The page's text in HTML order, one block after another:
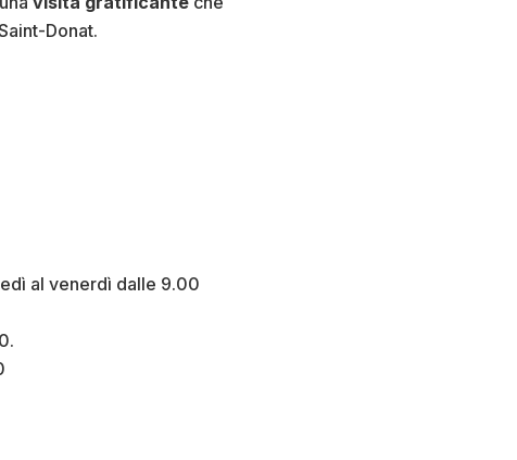
Donat.
al venerdì dalle 9.00